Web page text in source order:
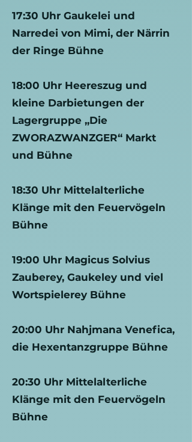
17:30 Uhr Gaukelei und
Narredei von Mimi, der Närrin
der Ringe Bühne
18:00 Uhr Heereszug und
kleine Darbietungen der
Lagergruppe „Die
ZWORAZWANZGER“ Markt
und Bühne
18:30 Uhr Mittelalterliche
Klänge mit den Feuervögeln
Bühne
19:00 Uhr Magicus Solvius
Zauberey, Gaukeley und viel
Wortspielerey Bühne
20:00 Uhr Nahjmana Venefica,
die Hexentanzgruppe Bühne
20:30 Uhr Mittelalterliche
Klänge mit den Feuervögeln
Bühne